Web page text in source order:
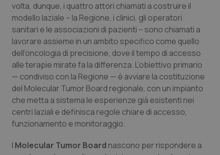
Toscana
Umbria
Valle D’Aosta
Veneto
Obesità
Oftalmologia
Oncodermatologia
Oncoematologia
Oncologia & Nutrizione
Psoriasi & pelle
volta, dunque, i quattro attori chiamati a costruire il
modello laziale – la Regione, i clinici, gli operatori
sanitari e le associazioni di pazienti – sono chiamati a
lavorare assieme in un ambito specifico come quello
dell’oncologia di precisione, dove il tempo di accesso
alle terapie mirate fa la differenza. L’obiettivo primario
— condiviso con la Regione — è avviare la costituzione
del Molecular Tumor Board regionale, con un impianto
che metta a sistema le esperienze già esistenti nei
centri laziali e definisca regole chiare di accesso,
funzionamento e monitoraggio.
I Molecular Tumor Board nascono per rispondere a